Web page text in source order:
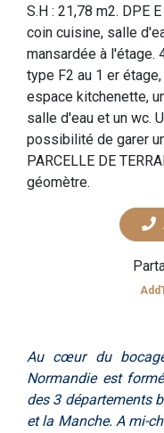
S.H : 21,78 m2. DPE
coin cuisine, salle
mansardée à l'étage.
type F2 au 1 er étage,
espace kitchenette,
salle d'eau et un wc.
possibilité de garer
PARCELLE DE
géomètre.
Au cœur du
Normandie est
des 3 départements
et la Manche. A mi-